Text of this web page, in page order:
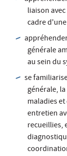
liaison
cadre
générale
au sein du
se
générale,
maladies
entretien
recueillies,